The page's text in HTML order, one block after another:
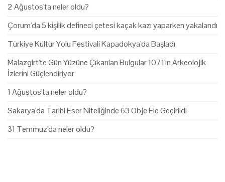
2 Ağustos'ta neler oldu?
Çorum'da 5 kişilik defineci çetesi kaçak kazı yaparken yakalandı
Türkiye Kültür Yolu Festivali Kapadokya'da Başladı
Malazgirt'te Gün Yüzüne Çıkarılan Bulgular 1071'in Arkeolojik
İzlerini Güçlendiriyor
1 Ağustos'ta neler oldu?
Sakarya'da Tarihi Eser Niteliğinde 63 Obje Ele Geçirildi
31 Temmuz'da neler oldu?